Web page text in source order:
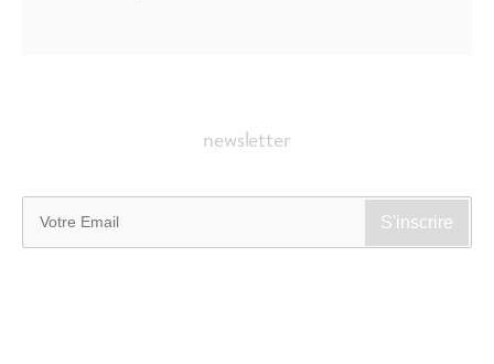
newsletter